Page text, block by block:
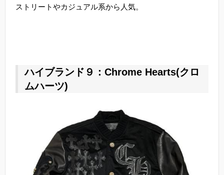
ストリートやカジュアル系から人気。
ハイブランド９：Chrome Hearts(クロ
ムハーツ)